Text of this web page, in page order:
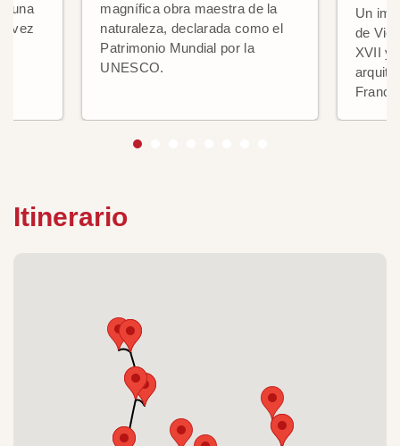
una
vez
magnífica obra maestra de la
naturaleza, declarada como el
Patrimonio Mundial por la
UNESCO.
Un
de
XVII y
Itinerario